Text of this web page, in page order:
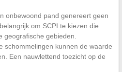
onbewoond pand genereert geen
om SCPI te kiezen die
geografische gebieden.
schommelingen kunnen de waarde
Een nauwlettend toezicht op de